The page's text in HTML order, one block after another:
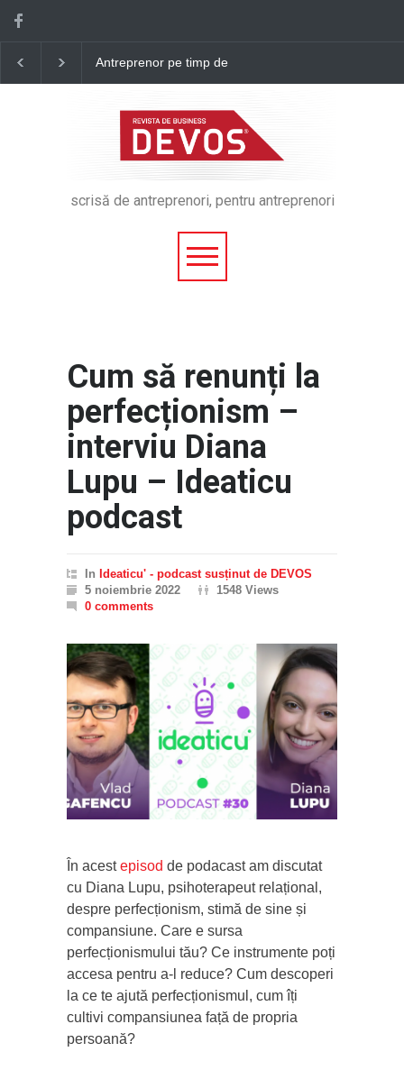
Antreprenor pe timp de
de retenție a angajaților tăi?
BOABEȘ,
scrisă de antreprenori, pentru antreprenori
Cum să renunți la
perfecționism –
interviu Diana
Lupu – Ideaticu
podcast
In Ideaticu' - podcast susținut de DEVOS
5 noiembrie 2022
1548 Views
0 comments
În acestepisod de podacast am discutat
cu Diana Lupu, psihoterapeut relațional,
despre perfecționism, stimă de sine și
compansiune. Care e sursa
perfecționismului tău? Ce instrumente poți
accesa pentru a-l reduce? Cum descoperi
la ce te ajută perfecționismul, cum îți
cultivi compansiunea față de propria
persoană?